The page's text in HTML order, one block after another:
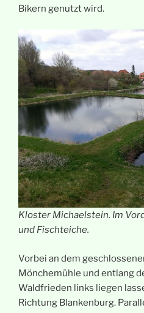
Bikern genutzt wird.
Kloster Michaelstein. Im
und Fischteiche.
Vorbei an dem
Mönchemühle und entlang
Waldfrieden links liegen
Richtung Blankenburg.